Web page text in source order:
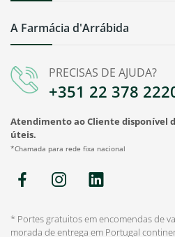
PRECISAS DE AJUDA?
+351 22 378
Atendimento ao Cliente disponível
úteis.
*Chamada para rede fixa nacional
A Farmácia d'Arrábida
* Portes gratuitos em encomendas de
morada de entrega em Portugal